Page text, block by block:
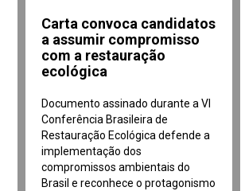
Carta convoca candidatos
a assumir compromisso
com a restauração
ecológica
Documento assinado durante a VI
Conferência Brasileira de
Restauração Ecológica defende a
implementação dos
compromissos ambientais do
Brasil e reconhece o protagonismo